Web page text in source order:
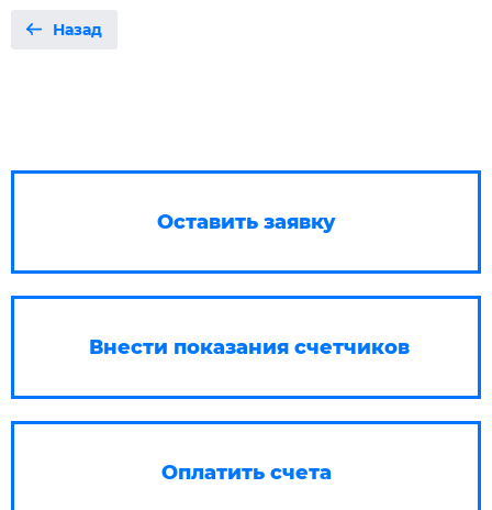
Назад
Оставить заявку
Внести показания счетчиков
Оплатить счета